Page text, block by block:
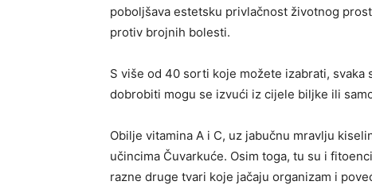
poboljšava estetsku privlačnost životnog
protiv brojnih bolesti.
S više od 40 sorti koje možete izabrati,
dobrobiti mogu se izvući iz cijele biljke ili
Obilje vitamina A i C, uz jabučnu mravlju
učincima Čuvarkuće. Osim toga, tu su i
razne druge tvari koje jačaju organizam i